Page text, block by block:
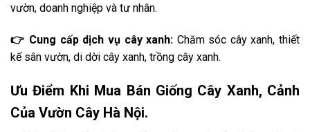
vườn, doanh nghiệp và tư nhân.
👉 Cung cấp dịch vụ cây xanh: Chăm sóc cây xanh, thiết
kế sân vườn, di dời cây xanh, trồng cây xanh.
Ưu Điểm Khi Mua Bán Giống Cây Xanh, Cảnh
Của Vườn Cây Hà Nội.